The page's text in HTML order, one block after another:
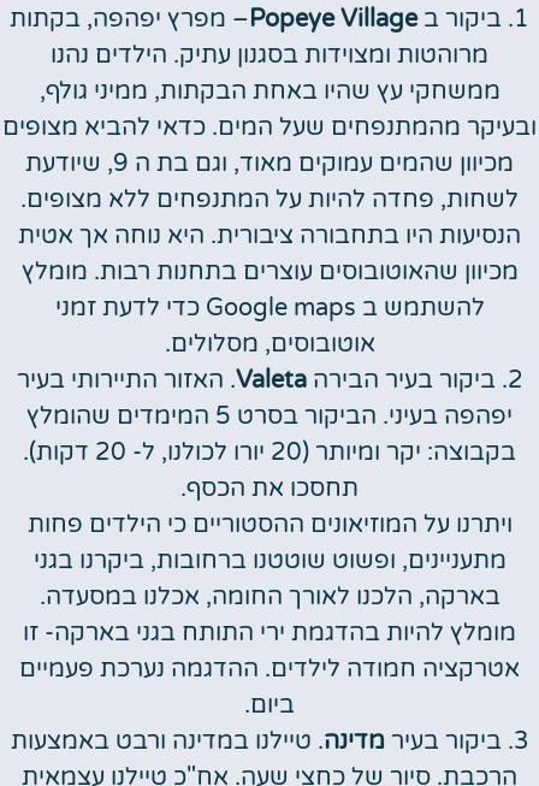
1. ביקור ב
Popeye Village– מפרץ יפהפה, בקתות
מרוהטות ומצוידות בסגנון עתיק. הילדים נהנו
ממשחקי עץ שהיו באחת הבקתות, ממיני גולף,
ובעיקר מהמתנפחים שעל המים. כדאי להביא מצופים
מכיוון שהמים עמוקים מאוד, וגם בת ה 9, שיודעת
לשחות, פחדה להיות על המתנפחים ללא מצופים.
הנסיעות היו בתחבורה ציבורית. היא נוחה אך אטית
מכיוון שהאוטובוסים עוצרים בתחנות רבות. מומלץ
להשתמש ב Google maps כדי לדעת זמני
אוטובוסים, מסלולים.
2. ביקור בעיר הבירה
Valeta. האזור התיירותי בעיר
יפהפה בעיני. הביקור בסרט 5 המימדים שהומלץ
בקבוצה: יקר ומיותר (20 יורו לכולנו, ל- 20 דקות).
תחסכו את הכסף.
ויתרנו על המוזיאונים ההסטוריים כי הילדים פחות
מתעניינים, ופשוט שוטטנו ברחובות, ביקרנו בגני
בארקה, הלכנו לאורך החומה, אכלנו במסעדה.
מומלץ להיות בהדגמת ירי התותח בגני בארקה- זו
אטרקציה חמודה לילדים. ההדגמה נערכת פעמיים
ביום.
3. ביקור בעיר
מדינה. טיילנו במדינה ורבט באמצעות
הרכבת. סיור של כחצי שעה. אח"כ טיילנו עצמאית